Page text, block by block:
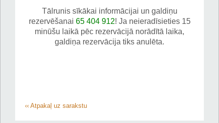
Tālrunis sīkākai informācijai un galdiņu
rezervēšanai 65 404 912! Ja neieradīsieties 15
minūšu laikā pēc rezervācijā norādītā laika,
galdiņa rezervācija tiks anulēta.
‹‹ Atpakaļ uz sarakstu